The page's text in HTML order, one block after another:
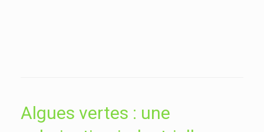
Algues vertes : une